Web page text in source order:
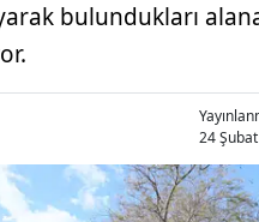
bulundukları
24